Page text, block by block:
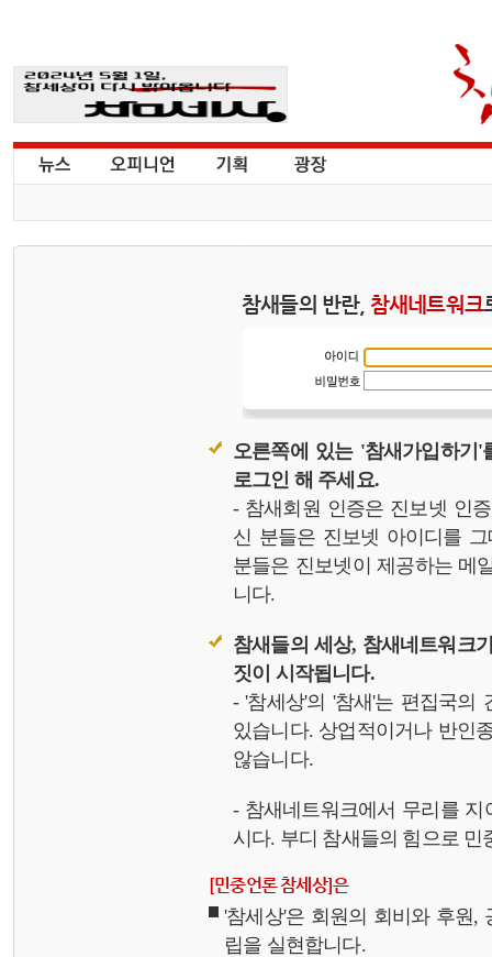
참새들의 반란, 참새네트워크
오른쪽에 있는 '참새가입하기
로그인 해 주세요.
- 참새회원 인증은 진보넷 인
신 분들은 진보넷 아이디를
분들은 진보넷이 제공하는 메
니다.
참새들의 세상, 참새네트워크
짓이 시작됩니다.
- '참세상'의 '참새'는 편집국의
있습니다. 상업적이거나 반인
않습니다.
- 참새네트워크에서 무리를
시다. 부디 참새들의 힘으로 민
[민중언론 참세상]은
'참세상'은 회원의 회비와 후원,
립을 실현합니다.